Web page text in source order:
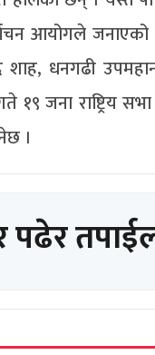
आयोगले जनाएको
शाह, धनगढी
जना राष्ट्रिय
।
पढेर